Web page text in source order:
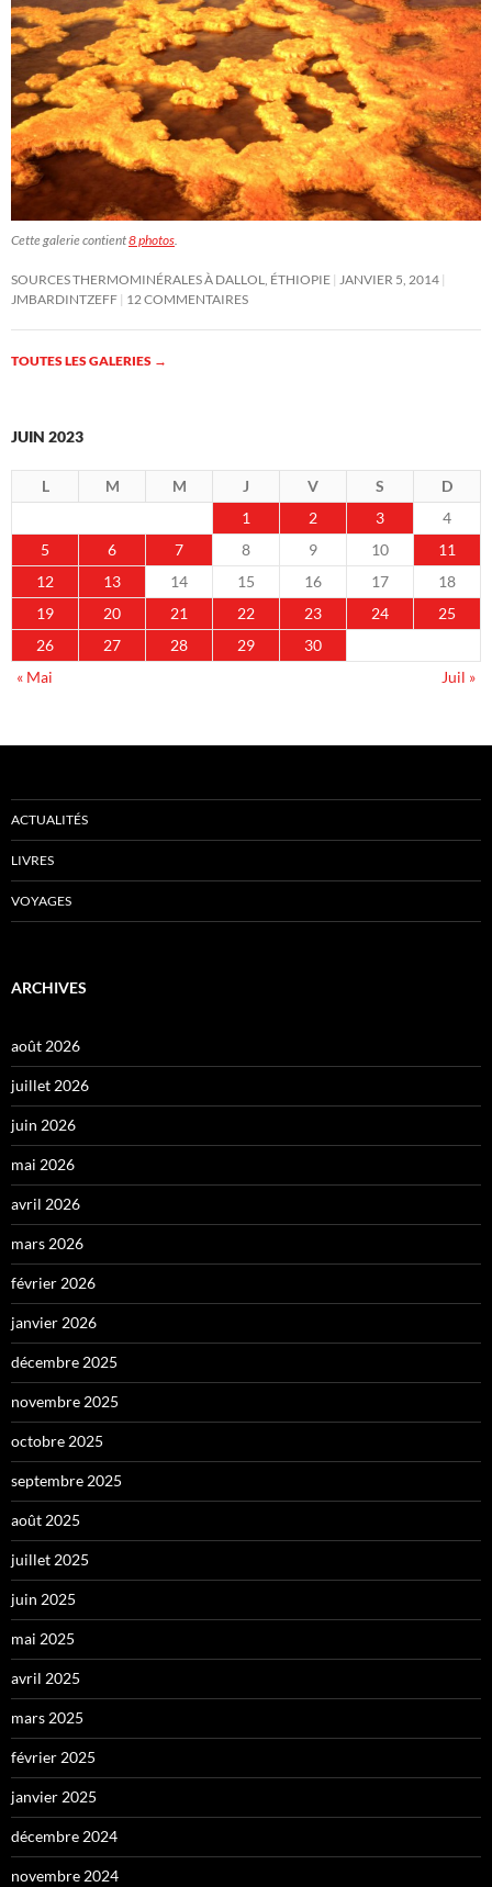
Cette galerie contient8 photos.
SOURCES THERMOMINÉRALES À DALLOL, ÉTHIOPIE JANVIER 5, 2014
JMBARDINTZEFF 12 COMMENTAIRES
TOUTES LES GALERIES →
JUIN 2023
L M M J V S
D
1
2 3
4
5
6 7 8 9 10
11
12
13 14 15 16 17
18
19
20 21 22 23 24
25
26
27 28 29
30
« Mai
Juil »
ACTUALITÉS
LIVRES
VOYAGES
ARCHIVES
août 2026
juillet 2026
juin 2026
mai 2026
avril 2026
mars 2026
février 2026
janvier 2026
décembre 2025
novembre 2025
octobre 2025
septembre 2025
août 2025
juillet 2025
juin 2025
mai 2025
avril 2025
mars 2025
février 2025
janvier 2025
décembre 2024
novembre 2024